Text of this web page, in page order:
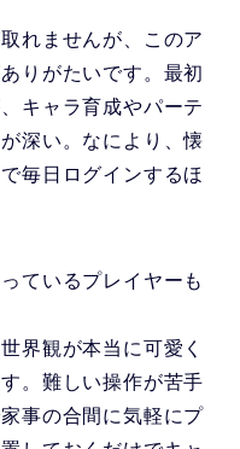
れませんが、このア
りがたいです。最初
キャラ育成やパーテ
深い。なにより、懐
毎日ログインするほ
ているプレイヤーも
界観が本当に可愛く
。難しい操作が苦手
事の合間に気軽にプ